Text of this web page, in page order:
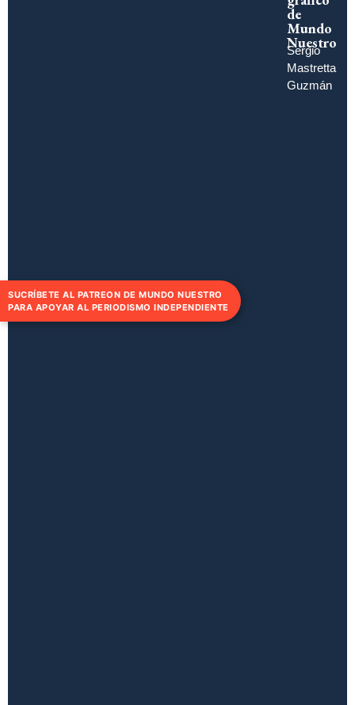
de
Mundo
Nuestro
Sergio
Mastretta
Guzmán
SUCRÍBETE AL PATREON DE MUNDO NUESTRO
PARA APOYAR AL PERIODISMO INDEPENDIENTE